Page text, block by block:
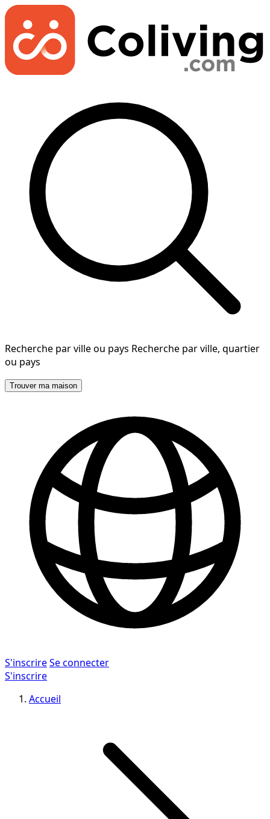
Recherche par ville ou pays Recherche par ville, quartier
ou pays
Trouver ma maison
S'inscrireSe connecter
S'inscrire
Accueil